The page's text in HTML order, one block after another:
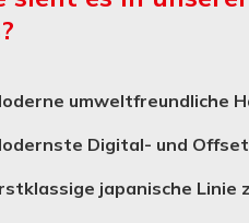
umweltfreundliche
Digital- und
japanische Linie